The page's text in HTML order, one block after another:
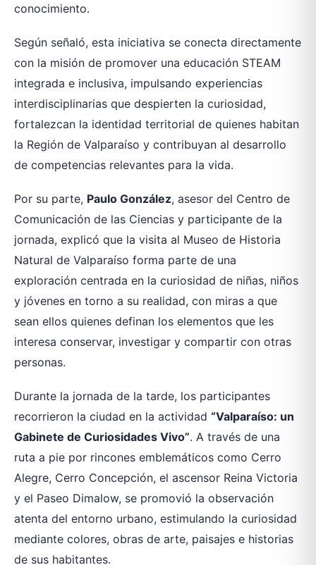
conocimiento.
Según señaló, esta iniciativa se conecta directamente
con la misión de promover una educación STEAM
integrada e inclusiva, impulsando experiencias
interdisciplinarias que despierten la curiosidad,
fortalezcan la identidad territorial de quienes habitan
la Región de Valparaíso y contribuyan al desarrollo
de competencias relevantes para la vida.
Por su parte, Paulo González, asesor del Centro de
Comunicación de las Ciencias y participante de la
jornada, explicó que la visita al Museo de Historia
Natural de Valparaíso forma parte de una
exploración centrada en la curiosidad de niñas, niños
y jóvenes en torno a su realidad, con miras a que
sean ellos quienes definan los elementos que les
interesa conservar, investigar y compartir con otras
personas.
Durante la jornada de la tarde, los participantes
recorrieron la ciudad en la actividad “Valparaíso: un
Gabinete de Curiosidades Vivo”. A través de una
ruta a pie por rincones emblemáticos como Cerro
Alegre, Cerro Concepción, el ascensor Reina Victoria
y el Paseo Dimalow, se promovió la observación
atenta del entorno urbano, estimulando la curiosidad
mediante colores, obras de arte, paisajes e historias
de sus habitantes.